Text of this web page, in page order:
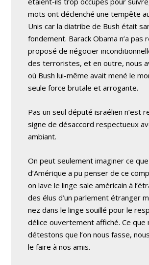
mots ont déclenché une tempête
Unis car la diatribe de Bush était
fondement. Barack Obama n’a pas
proposé de négocier
des terroristes, et en outre, nous
où Bush lui-même avait mené le
seule force brutale et arrogante.
Pas un seul député israélien n’est
signe de désaccord respectueux
ambiant.
On peut seulement imaginer ce
d’Amérique a pu penser de ce
on lave le linge sale américain à
des élus d’un parlement étranger
nez dans le linge souillé pour le
délice ouvertement affiché. Ce que
détestons que l’on nous fasse,
le faire à nos amis.